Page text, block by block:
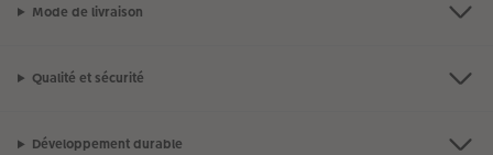
Mode de livraison
Qualité et sécurité
Développement durable